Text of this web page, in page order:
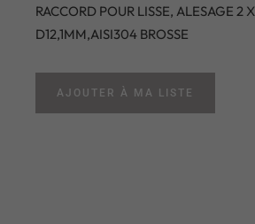
RACCORD POUR LISSE, ALESAGE 2 X
D12,1MM,AISI304 BROSSE
AJOUTER À MA LISTE